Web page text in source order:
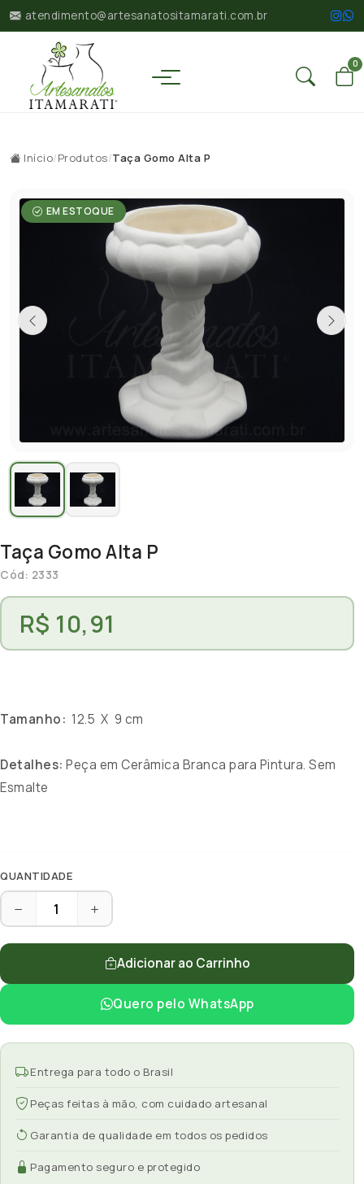
atendimento@artesanatositamarati.com.br
0
Início/Produtos/Taça Gomo Alta P
EM ESTOQUE
Taça Gomo Alta P
Cód: 2333
R$ 10,91
Tamanho: 12.5 X 9 cm
Detalhes: Peça em Cerâmica Branca para Pintura. Sem
Esmalte
QUANTIDADE
Adicionar ao Carrinho
Quero pelo WhatsApp
Entrega para todo o Brasil
Peças feitas à mão, com cuidado artesanal
Garantia de qualidade em todos os pedidos
Pagamento seguro e protegido